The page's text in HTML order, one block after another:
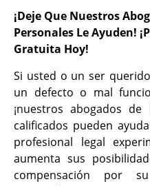
¡Deje Que Nuestros
Personales Le Ayuden!
Gratuita Hoy!
Si usted o un ser
un defecto o mal
¡nuestros abogados
calificados pueden
profesional legal
aumenta sus
compensación por